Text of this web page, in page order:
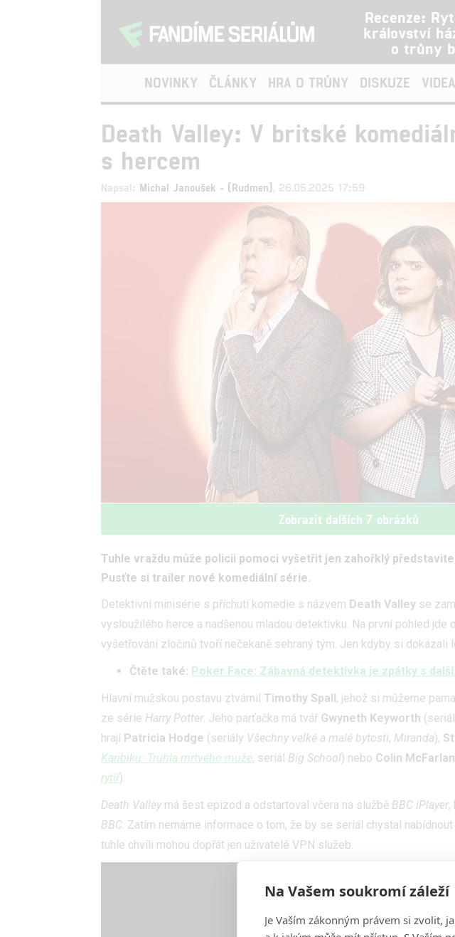
Recenze:
království
o trůny
NOVINKY ČLÁNKY HRA O TRŮNY DISKUZE VIDEA
Death Valley: V britské
s hercem
Napsal: Michal Janoušek - (Rudmen) , 26.05.2025 17:59
Zobrazit dalších 7 obrázků
Tuhle vraždu může policii pomoci vyšetřit jen zahořklý
Pusťte si trailer nové komediální série.
Detektivní minisérie s příchutí komedie s názvem Death Valley se
vysloužilého herce a nadšenou mladou detektivku. Na první pohled jde
vyšetřování zločinů tvoří nečekaně sehraný tým. Jen kdyby si dokázali
Čtěte také: Poker Face: Zábavná detektivka je zpátky s
Hlavní mužskou postavu ztvárnil Timothy Spall , jehož si můžeme
ze série Harry Potter. Jeho parťačka má tvář Gwyneth Keyworth
hrají Patricia Hodge (seriály Všechny velké a malé bytosti, Miranda),
Karibiku: Truhla mrtvého muže, seriál Big School) nebo Colin
rytíř).
Death Valley má šest epizod a odstartoval včera na službě BBC iPlayer,
BBC. Zatím nemáme informace o tom, že by se seriál chystal
tuhle chvíli mohou dopřát jen uživatelé VPN služeb.
Na Vašem soukromí záleží
Je Vaším zákonným právem si zvolit,